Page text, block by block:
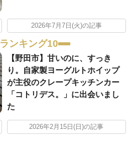
2026年7月7日(火)の記事
ランキング10
【野田市】甘いのに、すっき
り。自家製ヨーグルトホイップ
が主役のクレープキッチンカー
「コトリデス。」に出会いまし
た
2026年2月15日(日)の記事